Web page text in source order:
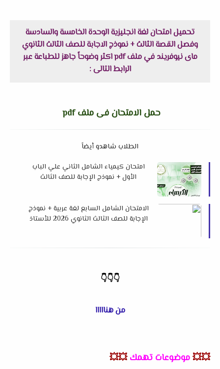
تحميل امتحان لغة انجليزية الوحدة الخامسة والسادسة
وفصل القصة الثالث + نموذج الاجابة للصف الثالث الثانوي
ماى نيوفريند في ملف pdf اكثر وضوحاً جاهز للطباعة عبر
الرابط التالى :
حمل الامتحان فى ملف pdf
الطلاب شاهدو أيضاً
امتحان كيمياء الشامل الثاني علي الباب
الأول + نموذج الإجابة للصف الثالث
الامتحان الشامل السابع لغة عربية + نموذج
الإجابة للصف الثالث الثانوي 2026 للأستاذ
👇
👇
👇
من هنااااا
💥💥موضوعات تهمك 💥💥